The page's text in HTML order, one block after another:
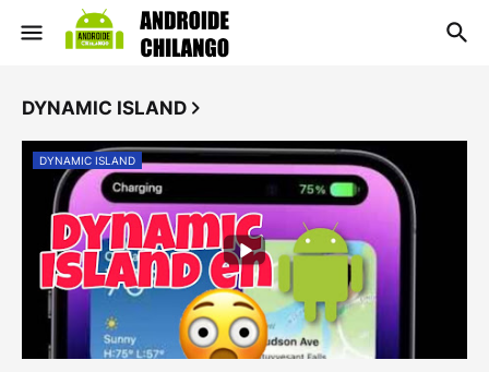
DYNAMIC ISLAND
DYNAMIC ISLAND